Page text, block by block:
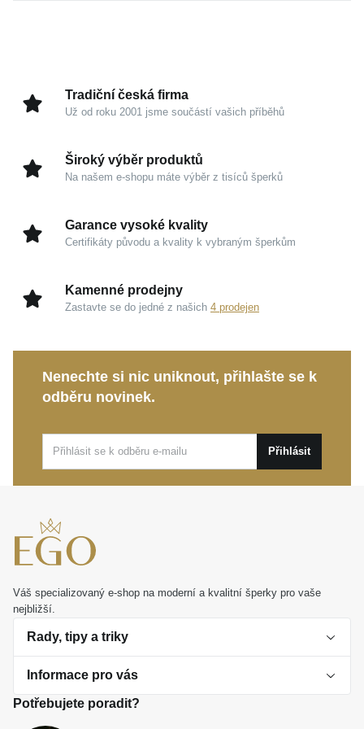
Kouzlo v detailech
zachovává dlouhodobou hodnotu a vyniká
šperku nadčasový charakter, jenž skvěle doplní
Univerzální pojetí: Minimalistické provedení
umožňuje snadné kombinování s dalšími
nošení i jako vkusný detail pro výjimečné chvíle.
Zároveň představuje krásný a hodnotný dárek pro
Tradiční česká firma
Už od roku 2001 jsme součástí vašich příběhů
Široký výběr produktů
Na našem e-shopu máte výběr z tisíců šperků
Garance vysoké kvality
Certifikáty původu a kvality k vybraným šperkům
Kamenné prodejny
Zastavte se do jedné z našich 4 prodejen
Nenechte si nic uniknout, přihlašte se k
odběru novinek.
Přihlásit
Váš specializovaný e-shop na moderní a kvalitní šperky pro vaše
nejbližší.
Rady, tipy a triky
O perlách
Jak vybrat perlový šperk
Informace pro vás
Potřebujete poradit?